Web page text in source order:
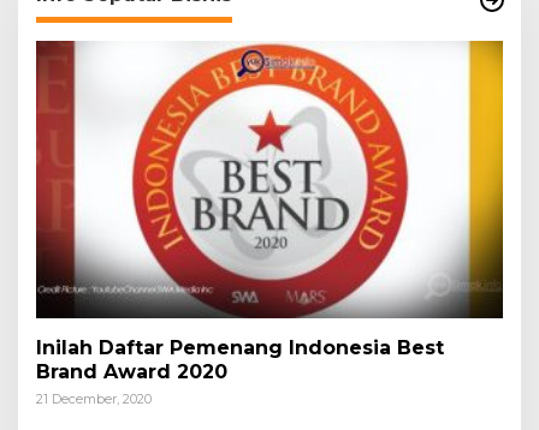
Inilah Daftar Pemenang Indonesia Best
Brand Award 2020
21 December, 2020